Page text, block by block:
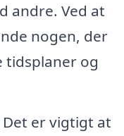
andre. Ved at
nogen, der
tidsplaner og
Det er vigtigt at